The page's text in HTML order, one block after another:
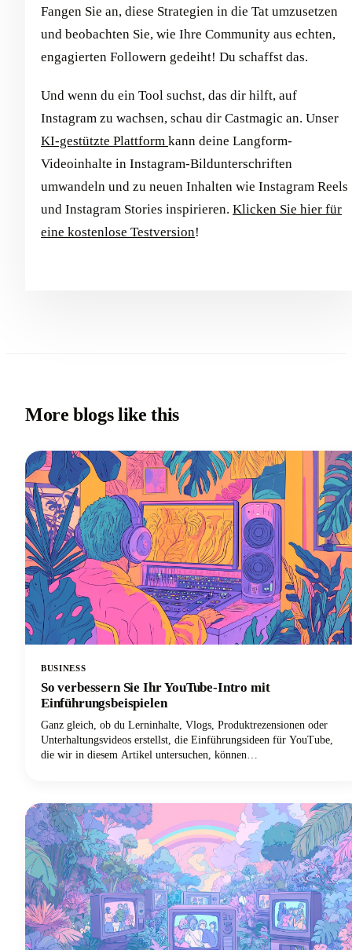
Fangen Sie an, diese Strategien in die Tat umzusetzen
und beobachten Sie, wie Ihre Community aus echten,
engagierten Followern gedeiht! Du schaffst das.
Und wenn du ein Tool suchst, das dir hilft, auf
Instagram zu wachsen, schau dir Castmagic an. Unser
KI-gestützte Plattform kann deine Langform-
Videoinhalte in Instagram-Bildunterschriften
umwandeln und zu neuen Inhalten wie Instagram Reels
und Instagram Stories inspirieren. Klicken Sie hier für
eine kostenlose Testversion!
More blogs like this
BUSINESS
So verbessern Sie Ihr YouTube-Intro mit
Einführungsbeispielen
Ganz gleich, ob du Lerninhalte, Vlogs, Produktrezensionen oder
Unterhaltungsvideos erstellst, die Einführungsideen für YouTube,
die wir in diesem Artikel untersuchen, können
Zuschauerbindung aufrechterhalten. Von psychologischen Prinzipien,
die die Kundenbindung fördern, bis hin zu praktischen Vorlagen, die
du sofort umsetzen kannst — wir behandeln alles, was du brauchst,
um dein YouTube-Introspiel zu verbessern!